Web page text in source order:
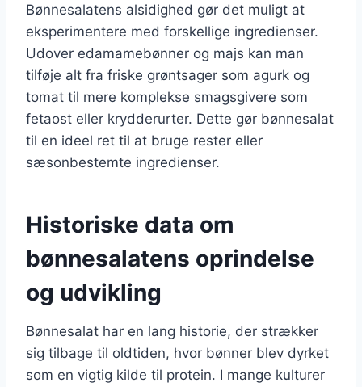
Bønnesalatens alsidighed gør det muligt at
eksperimentere med forskellige ingredienser.
Udover edamamebønner og majs kan man
tilføje alt fra friske grøntsager som agurk og
tomat til mere komplekse smagsgivere som
fetaost eller krydderurter. Dette gør bønnesalat
til en ideel ret til at bruge rester eller
sæsonbestemte ingredienser.
Historiske data om
bønnesalatens oprindelse
og udvikling
Bønnesalat har en lang historie, der strækker
sig tilbage til oldtiden, hvor bønner blev dyrket
som en vigtig kilde til protein. I mange kulturer